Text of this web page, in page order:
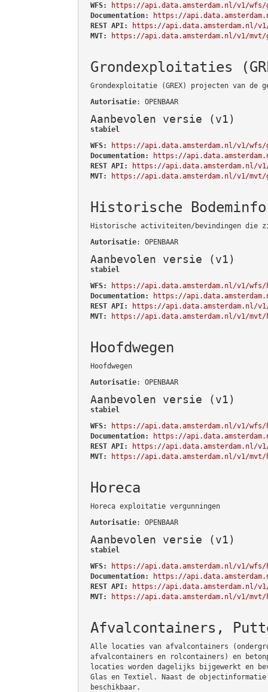
WFS:
https://api.data.amsterdam.nl/v1/wfs/
Documentation:
https://
REST API:
https://api.data.amsterdam.nl/
MVT:
https://api.data.amsterdam.nl/v1/mvt/
Grondexploitaties
Grondexploitatie (GREX) projecten van de
Autorisatie: OPENBAAR
Aanbevolen versie (v1)
stabiel
WFS:
https://api.data.amsterdam.nl/v1/wfs/
Documentation:
https://
REST API:
https://api.data.amsterdam.nl/
MVT:
https://api.data.amsterdam.nl/v1/mvt/
Historische
Historische activiteiten/bevindingen die
Autorisatie: OPENBAAR
Aanbevolen versie (v1)
stabiel
WFS:
https://api.data.amsterdam.nl/v1/wfs/
Documentation:
https://
REST API:
https://api.data.amsterdam.nl/
MVT:
https://api.data.amsterdam.nl/v1/mvt/
Hoofdwegen
Hoofdwegen
Autorisatie: OPENBAAR
Aanbevolen versie (v1)
stabiel
WFS:
https://api.data.amsterdam.nl/v1/wfs/
Documentation:
https://
REST API:
https://api.data.amsterdam.nl/
MVT:
https://api.data.amsterdam.nl/v1/mvt/
Horeca
Horeca exploitatie vergunningen
Autorisatie: OPENBAAR
Aanbevolen versie (v1)
stabiel
WFS:
https://api.data.amsterdam.nl/v1/wfs/
Documentation:
https://
REST API:
https://api.data.amsterdam.nl/
MVT:
https://api.data.amsterdam.nl/v1/mvt/
Afvalcontainers,
Alle locaties van afvalcontainers
afvalcontainers en rolcontainers) en
locaties worden dagelijks bijgewerkt en
Glas en Textiel. Naast de objectinformatie
beschikbaar.